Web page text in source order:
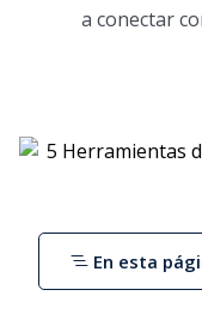
a conectar
En esta